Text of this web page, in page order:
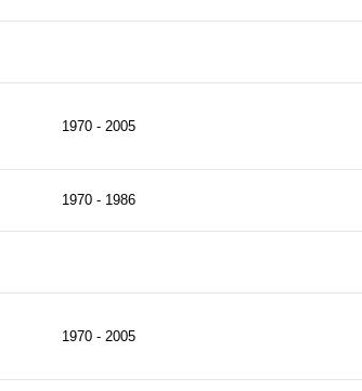
1970 - 2005
1970 - 1986
1970 - 2005